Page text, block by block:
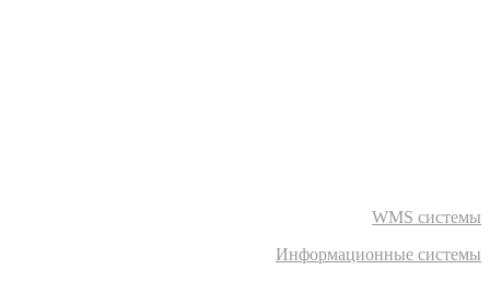
WMS системы
Информационные системы